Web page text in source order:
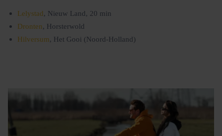
Lelystad, Nieuw Land, 20 min
Dronten, Horsterwold
Hilversum, Het Gooi (Noord-Holland)